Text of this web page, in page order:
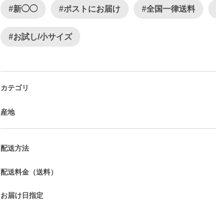
#新◯◯ #ポストにお届け #全国一律送料
#お試し/小サイズ
カテゴリ
産地
配送方法
配送料金（送料）
お届け日指定